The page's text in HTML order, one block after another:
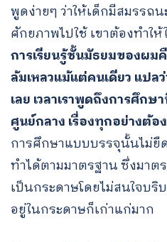
พูดง่ายๆ ว่าให้เด็กมีสมรรถน
ศักยภาพไปใช้ เขาต้องทำใ
การเรียนรู้ชั้นมัธยมของผม
ล้มเหลวแม้แต่คนเดียว แปล
เลย เวลาเราพูดถึงการศึก
ศูนย์กลาง เรื่องทุกอย่างต้อ
การศึกษาแบบบรรจุนั้นไม่ยื
ทำได้ตามมาตรฐาน ซึ่งมา
เป็นกระดาษโดยไม่สนใจบ
อยู่ในกระดาษก็เก่าแก่มาก